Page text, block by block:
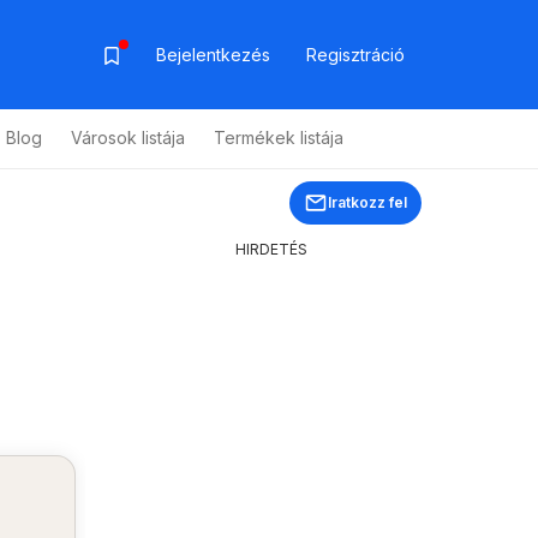
Bejelentkezés Regisztráció
Blog Városok listája Termékek listája
Iratkozz fel
HIRDETÉS